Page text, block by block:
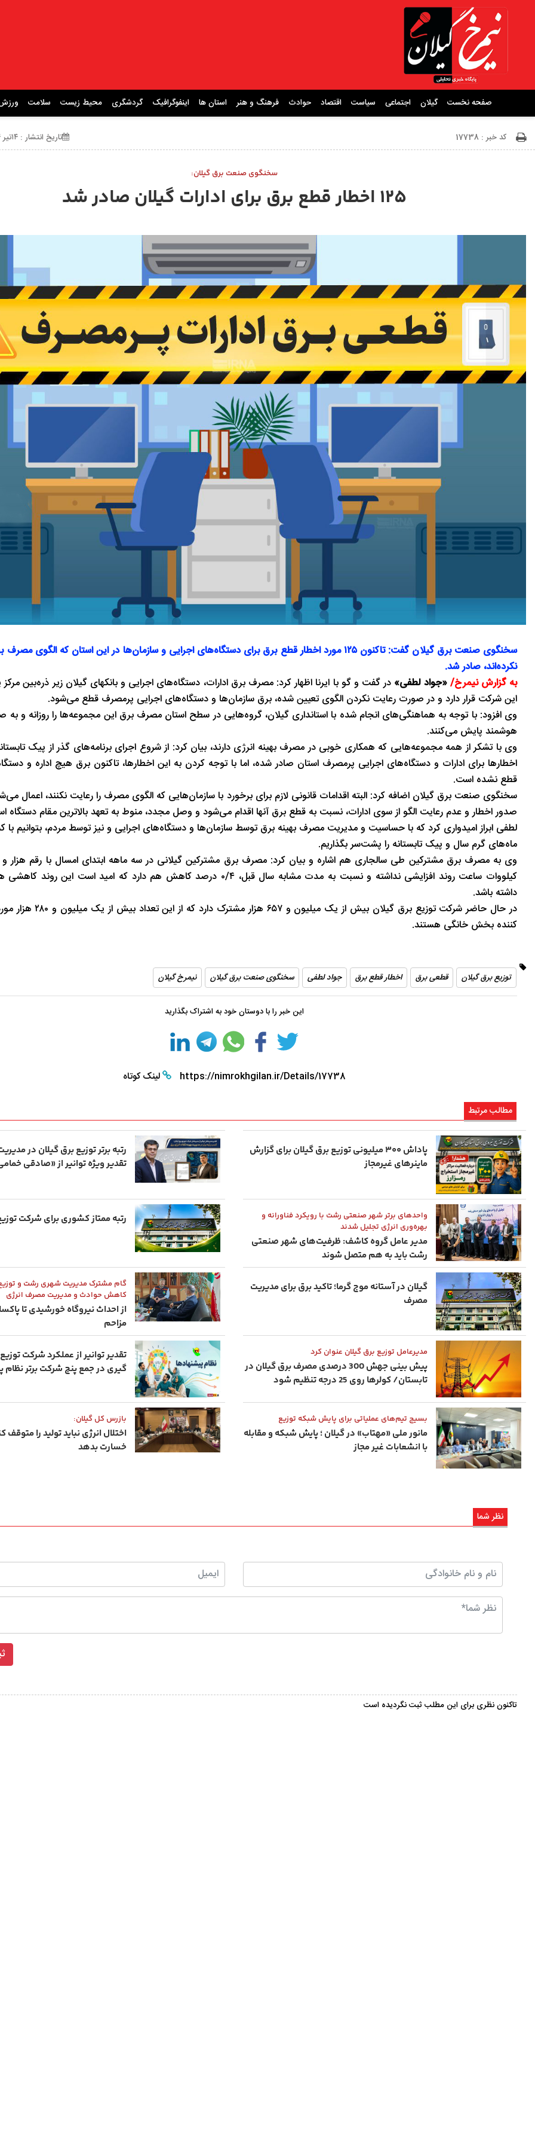
صفحه نخست گیلان اجتماعی سیاست اقتصاد حوادث فرهنگ و هنر استان ها اینفوگرافیک گردشگری محیط زیست سلامت
کد خبر : 17738 تاریخ انتشار : ۱۴تیر ۱۴۰۴ ساعت 13:30
سخنگوی صنعت برق گیلان:
۱۲۵ اخطار قطع برق برای ادارات گیلان صادر شد
سخنگوی صنعت برق گیلان گفت: تاکنون ۱۲۵ مورد اخطار قطع برق برای دستگاه‌های اجرایی و سازمان‌ها در این استان که الگوی
نکرده‌اند، صادر شد.
به گزارش نیمرخ/«جواد لطفی» در گفت و گو با ایرنا اظهار کرد: مصرف برق ادارات، دستگاه‌های اجرایی و بانکهای گیلان زیر ذره‌بین
این شرکت قرار دارد و در صورت رعایت نکردن الگوی تعیین شده، برق سازمان‌ها و دستگاه‌های اجرایی پرمصرف قطع می‌شود.
وی افزود: با توجه به هماهنگی‌های انجام شده با استانداری گیلان، گروه‌هایی در سطح استان مصرف برق این مجموعه‌ها را روزانه و
هوشمند پایش می‌کنند.
وی با تشکر از همه مجموعه‌هایی که همکاری خوبی در مصرف بهینه انرژی دارند، بیان کرد: از شروع اجرای برنامه‌های گذر از پیک
اخطارها برای ادارات و دستگاه‌های اجرایی پرمصرف استان صادر شده، اما با توجه کردن به این اخطارها، تاکنون برق هیچ اداره و
قطع نشده است.
سخنگوی صنعت برق گیلان اضافه کرد: البته اقدامات قانونی لازم برای برخورد با سازمان‌هایی که الگوی مصرف را رعایت نکنند، اعمال
صدور اخطار و عدم رعایت الگو از سوی ادارات، نسبت به قطع برق آنها اقدام می‌شود و وصل مجدد، منوط به تعهد بالاترین مقام دستگاه
لطفی ابراز امیدواری کرد که با حساسیت و مدیریت مصرف بهینه برق توسط سازمان‌ها و دستگاه‌های اجرایی و نیز توسط مردم، بتوانیم
ماه‌های گرم سال و پیک تابستانه را پشت‌سر بگذاریم.
کیلووات ساعت روند افزایشی نداشته و نسبت به مدت مشابه سال قبل، ۰/۴ درصد کاهش هم دارد که امید است این
داشته باشد.
در حال حاضر شرکت توزیع برق گیلان بیش از یک
کننده بخش خانگی هستند.
توزیع برق گیلان قطعی برق اخطار قطع برق جواد لطفی سخنگوی صنعت برق گیلان نیمرخ گیلان
این خبر را با دوستان خود به اشتراک بگذارید
https://nimrokhgilan.ir/Details/17738 لینک کوتاه
مطالب مرتبط
پاداش ۳۰۰ میلیونی توزیع برق گیلان برای گزارش
ماینرهای غیرمجاز
رتبه برتر توزیع برق گیلان در
تقدیر ویژه توانیر از «صادقی
واحدهای برتر شهر صنعتی رشت با رویکرد فناورانه و
بهره‌وری انرژی تجلیل شدند
مدیر عامل گروه کاشف: ظرفیت‌های شهر صنعتی
رشت باید به هم متصل شوند
رتبه ممتاز کشوری برای شرکت
گیلان در آستانه موج گرما؛ تاکید برق برای مدیریت
مصرف
گام مشترک مدیریت شهری رشت و
کاهش حوادث و مدیریت مصرف انرژی
از احداث نیروگاه خورشیدی تا
مزاحم
مدیرعامل توزیع برق گیلان عنوان کرد
پیش ‌بینی جهش 300 درصدی مصرف برق گیلان در
تابستان/ کولرها روی 25 درجه تنظیم شود
تقدیر توانیر از عملکرد شرکت
گیری در جمع پنج شرکت برتر نظام
بسیج تیم‌های عملیاتی برای پایش شبکه توزیع
مانور ملی «مهتاب» در گیلان ؛ پایش شبکه و مقابله
با انشعابات غیر مجاز
بازرس کل گیلان:
اختلال انرژی نباید تولید را متوقف
خسارت بدهد
نظر شما
تاکنون نظری برای این مطلب ثبت نگردیده است
پاییز هزار رنگ شب های همیشه روشن رشت در دل روستاهای گیلان